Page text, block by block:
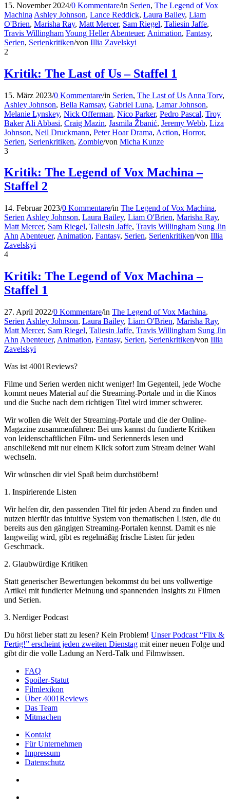
15. November 2024/0 Kommentare/in Serien, The Legend of Vox
Machina Ashley Johnson, Lance Reddick, Laura Bailey, Liam
O'Brien, Marisha Ray, Matt Mercer, Sam Riegel, Taliesin Jaffe,
Travis WillinghamYoung Heller Abenteuer, Animation, Fantasy,
Serien, Serienkritiken/von Illia Zavelskyi
2
Kritik: The Last of Us – Staffel 1
15. März 2023/0 Kommentare/in Serien, The Last of Us Anna Torv,
Ashley Johnson, Bella Ramsay, Gabriel Luna, Lamar Johnson,
Melanie Lynskey, Nick Offerman, Nico Parker, Pedro Pascal, Troy
Baker Ali Abbasi, Craig Mazin, Jasmila Žbanić, Jeremy Webb, Liza
Johnson, Neil Druckmann, Peter Hoar Drama, Action, Horror,
Serien, Serienkritiken, Zombie/von Micha Kunze
3
Kritik: The Legend of Vox Machina –
Staffel 2
14. Februar 2023/0 Kommentare/in The Legend of Vox Machina,
Serien Ashley Johnson, Laura Bailey, Liam O'Brien, Marisha Ray,
Matt Mercer, Sam Riegel, Taliesin Jaffe, Travis Willingham Sung Jin
Ahn Abenteuer, Animation, Fantasy, Serien, Serienkritiken/von Illia
Zavelskyi
4
Kritik: The Legend of Vox Machina –
Staffel 1
27. April 2022/0 Kommentare/in The Legend of Vox Machina,
Serien Ashley Johnson, Laura Bailey, Liam O'Brien, Marisha Ray,
Matt Mercer, Sam Riegel, Taliesin Jaffe, Travis Willingham Sung Jin
Ahn Abenteuer, Animation, Fantasy, Serien, Serienkritiken/von Illia
Zavelskyi
Was ist 4001Reviews?
Filme und Serien werden nicht weniger! Im Gegenteil, jede Woche
kommt neues Material auf die Streaming-Portale und in die Kinos
und die Suche nach dem richtigen Titel wird immer schwerer.
Wir wollen die Welt der Streaming-Portale und die der Online-
Magazine zusammenführen: Bei uns kannst du fundierte Kritiken
von leidenschaftlichen Film- und Seriennerds lesen und
anschließend mit nur einem Klick sofort zum Stream deiner Wahl
wechseln.
Wir wünschen dir viel Spaß beim durchstöbern!
1. Inspirierende Listen
Wir helfen dir, den passenden Titel für jeden Abend zu finden und
nutzen hierfür das intuitive System von thematischen Listen, die du
bereits aus den gängigen Streaming-Portalen kennst. Damit es nie
langweilig wird, gibt es regelmäßig frische Listen für jeden
Geschmack.
2. Glaubwürdige Kritiken
Statt generischer Bewertungen bekommst du bei uns vollwertige
Artikel mit fundierter Meinung und spannenden Insights zu Filmen
und Serien.
3. Nerdiger Podcast
Du hörst lieber statt zu lesen? Kein Problem! Unser Podcast “Flix &
Fertig!” erscheint jeden zweiten Dienstag mit einer neuen Folge und
gibt dir die volle Ladung an Nerd-Talk und Filmwissen.
FAQ
Spoiler-Statut
Filmlexikon
Über 4001Reviews
Das Team
Mitmachen
Kontakt
Für Unternehmen
Impressum
Datenschutz